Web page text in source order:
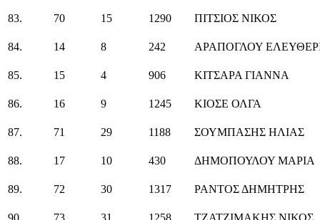
83. 70 15 1290 ΠΙΤΣΙΟΣ ΝΙΚΟΣ
84. 14 8 242 ΑΡΑΠΟΓΛΟΥ
85. 15 4 906 ΚΙΤΣΑΡΑ ΓΙΑΝΝΑ
86. 16 9 1245 ΚΙΟΣΕ ΟΛΓΑ
87. 71 29 1188 ΣΟΥΜΠΑΣΗΣ ΗΛΙΑΣ
88. 17 10 430 ΔΗΜΟΠΟΥΛΟΥ ΜΑΡΙΑ
89. 72 30 1317 ΡΑΝΤΟΣ ΔΗΜΗΤΡΗΣ
90. 73 31 1258 ΤΖΑΤΖΙΜΑΚΗΣ ΝΙΚΟΣ